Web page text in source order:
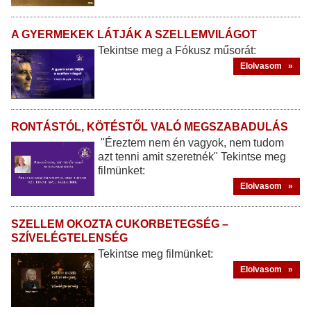
A GYERMEKEK LÁTJÁK A SZELLEMVILÁGOT
Tekintse meg a Fókusz műsorát:
Elolvasom »
RONTÁSTÓL, KÖTÉSTŐL VALÓ MEGSZABADULÁS
"Éreztem nem én vagyok, nem tudom
azt tenni amit szeretnék" Tekintse meg
filmünket:
Elolvasom »
SZELLEM OKOZTA CUKORBETEGSÉG –
SZÍVELÉGTELENSÉG
Tekintse meg filmünket:
Elolvasom »